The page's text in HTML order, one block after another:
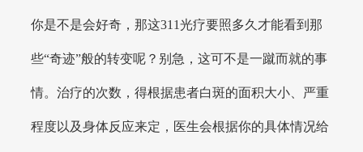
你是不是会好奇，那这311光疗要照多久才能看到那
些“奇迹”般的转变呢？别急，这可不是一蹴而就的事
情。治疗的次数，得根据患者白斑的面积大小、严重
程度以及身体反应来定，医生会根据你的具体情况给